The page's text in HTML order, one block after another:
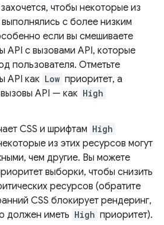
чтобы некоторые из
с более низким
если вы смешиваете
API с вызовами API, которые
пользователя. Отметьте
API как Low приоритет, а
API — как High
CSS и шрифтам High
из этих ресурсов могут
чем другие. Вы можете
выборки, чтобы снизить
ресурсов (обратите
CSS блокирует рендеринг,
должен иметь High приоритет).